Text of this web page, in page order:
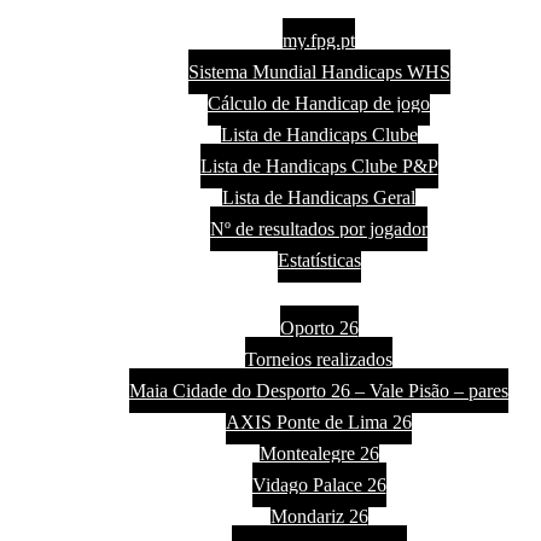
my.fpg.pt
Sistema Mundial Handicaps WHS
Cálculo de Handicap de jogo
Lista de Handicaps Clube
Lista de Handicaps Clube P&P
Lista de Handicaps Geral
Nº de resultados por jogador
Estatísticas
Oporto 26
Torneios realizados
Maia Cidade do Desporto 26 – Vale Pisão – pares
AXIS Ponte de Lima 26
Montealegre 26
Vidago Palace 26
Mondariz 26